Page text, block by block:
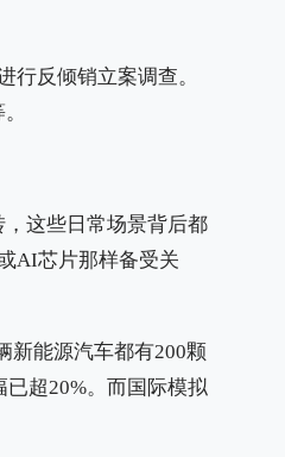
反倾销立案调查。
这些日常场景背后都
AI芯片那样备受关
新能源汽车都有200颗
超20%。而国际模拟